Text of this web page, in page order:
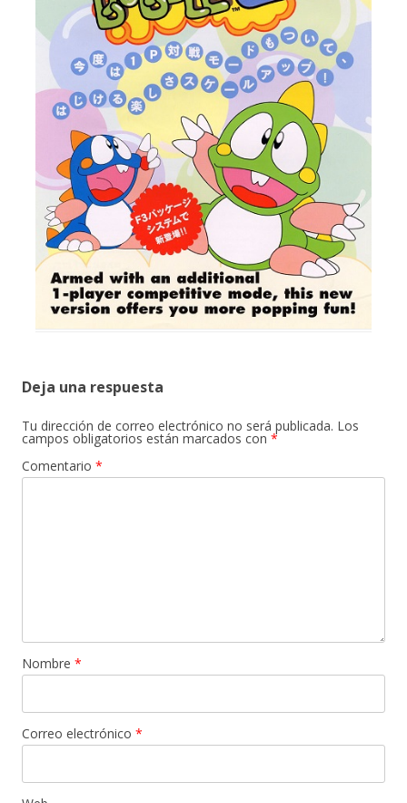
Deja una respuesta
Tu dirección de correo electrónico no será publicada. Los
campos obligatorios están marcados con *
Comentario *
Nombre *
Correo electrónico *